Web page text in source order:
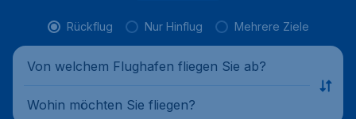
Rückflug Nur Hinflug Mehrere Ziele
Von welchem Flughafen fliegen Sie ab?
Wohin möchten Sie fliegen?